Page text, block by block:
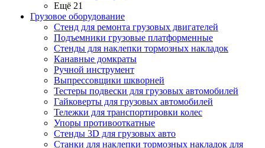
Ещё 21
Грузовое оборудование
Стенд для ремонта грузовых двигателей
Подъемники грузовые платформенные
Стенды для наклепки тормозных накладок
Канавные домкраты
Ручной инструмент
Выпрессовщики шкворней
Тестеры подвески для грузовых автомобилей
Гайковерты для грузовых автомобилей
Тележки для транспортировки колес
Упоры противооткатные
Стенды 3D для грузовых авто
Станки для наклепки тормозных накладок для